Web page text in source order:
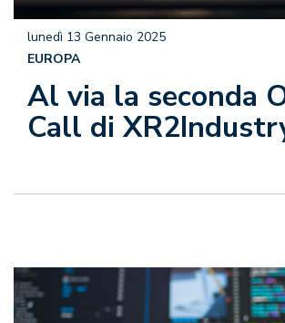
Al via la seconda
Call di
lunedì 13 Gennaio 2025
EUROPA